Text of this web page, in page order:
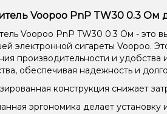
Voopoo PnP TW30 0.3 Ом
Voopoo PnP TW30 0.3 Ом - это
электронной сигареты Voopoo.
производительности и удобства
обеспечивая надежность и
конструкция снижает
эргономика делает